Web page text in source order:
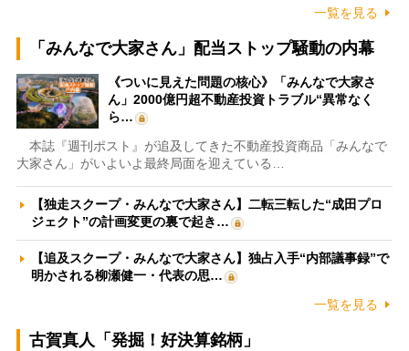
一覧を見る
「みんなで大家さん」配当ストップ騒動の内幕
《ついに見えた問題の核心》「みんなで大家さ
ん」2000億円超不動産投資トラブル“異常なく
ら…
本誌『週刊ポスト』が追及してきた不動産投資商品「みんなで
大家さん」がいよいよ最終局面を迎えている…
【独走スクープ・みんなで大家さん】二転三転した“成田プロ
ジェクト”の計画変更の裏で起き…
【追及スクープ・みんなで大家さん】独占入手“内部議事録”で
明かされる柳瀬健一・代表の思…
一覧を見る
古賀真人「発掘！好決算銘柄」